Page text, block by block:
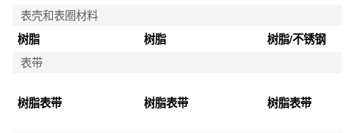
表壳和表圈材料
树脂
树脂
树脂/不锈钢
表带
树脂表带 树脂表带 树脂表带